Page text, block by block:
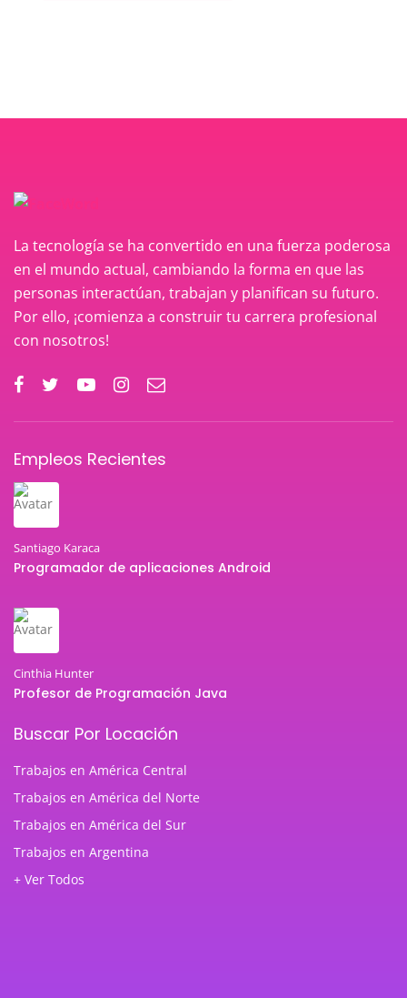
La tecnología se ha convertido en una fuerza poderosa
en el mundo actual, cambiando la forma en que las
personas interactúan, trabajan y planifican su futuro.
Por ello, ¡comienza a construir tu carrera profesional
con nosotros!
Empleos Recientes
Santiago Karaca
Programador de aplicaciones Android
Cinthia Hunter
Profesor de Programación Java
Buscar Por Locación
Trabajos en América Central
Trabajos en América del Norte
Trabajos en América del Sur
Trabajos en Argentina
+ Ver Todos